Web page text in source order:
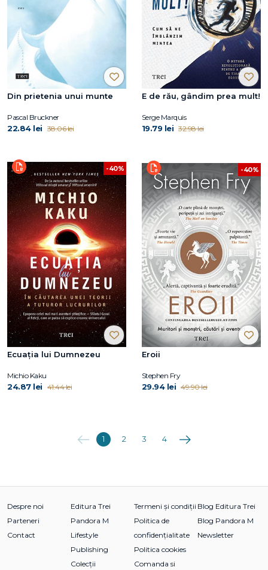
Din prietenia unui munte
Pascal Bruckner
22.84 lei 38.06 lei
E de rău, gândim prea mult!
Serge Marquis
19.79 lei 32.98 lei
-40%
Ecuația lui Dumnezeu
Michio Kaku
24.87 lei 41.44 lei
-40%
Eroii
Stephen Fry
29.94 lei 49.90 lei
Anterioara
1 2 3 4 Următoarea
Despre noi
Parteneri
Contact
Editura Trei
Pandora M
Lifestyle
Publishing
Colecții
Termeni și condiții
Politica de
confidențialitate
Politica cookies
Comanda si
Blog Editura Trei
Blog Pandora M
Newsletter